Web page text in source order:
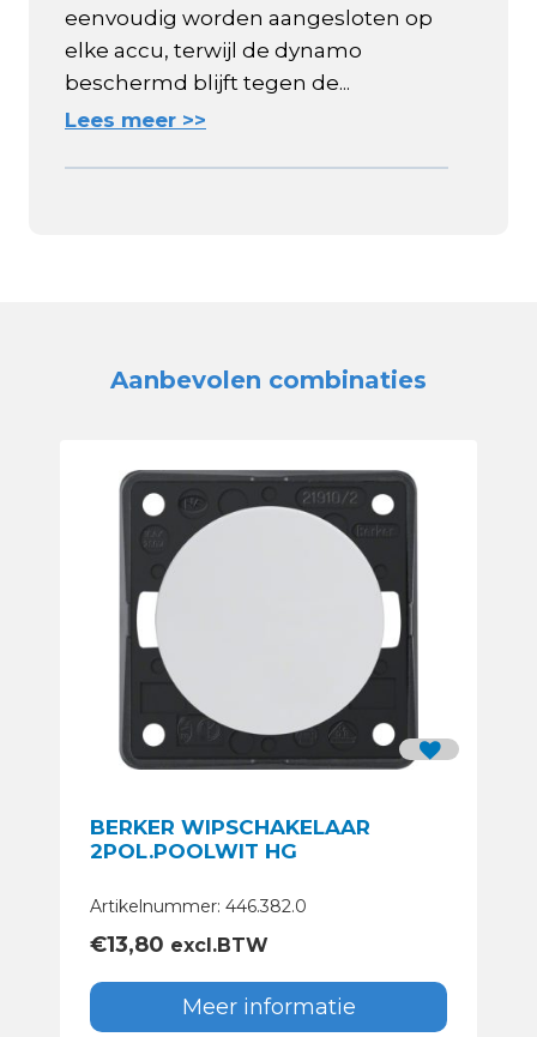
eenvoudig worden aangesloten op
elke accu, terwijl de dynamo
beschermd blijft tegen de...
Lees meer >>
Aanbevolen combinaties
BERKER WIPSCHAKELAAR
2POL.POOLWIT HG
Artikelnummer: 446.382.0
€13,80 excl.BTW
Meer informatie